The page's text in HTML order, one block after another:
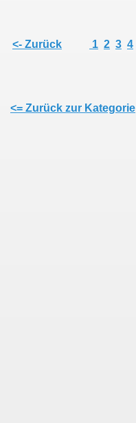
<- Zurück 1 2 3 4
<= Zurück zur Kategorie